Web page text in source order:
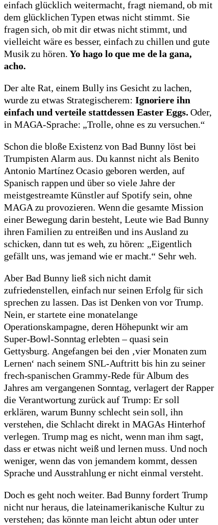
einfach glücklich weitermacht, fragt niemand, ob mit
dem glücklichen Typen etwas nicht stimmt. Sie
fragen sich, ob mit dir etwas nicht stimmt, und
vielleicht wäre es besser, einfach zu chillen und gute
Musik zu hören.Yo hago lo que me de la gana,
acho.
Der alte Rat, einem Bully ins Gesicht zu lachen,
wurde zu etwas Strategischerem: Ignoriere ihn
einfach und verteile stattdessen Easter Eggs. Oder,
in MAGA-Sprache: „Trolle, ohne es zu versuchen.“
Schon die bloße Existenz von Bad Bunny löst bei
Trumpisten Alarm aus. Du kannst nicht als Benito
Antonio Martínez Ocasio geboren werden, auf
Spanisch rappen und über so viele Jahre der
meistgestreamte Künstler auf Spotify sein, ohne
MAGA zu provozieren. Wenn die gesamte Mission
einer Bewegung darin besteht, Leute wie Bad Bunny
ihren Familien zu entreißen und ins Ausland zu
schicken, dann tut es weh, zu hören: „Eigentlich
gefällt uns, was jemand wie er macht.“ Sehr weh.
Aber Bad Bunny ließ sich nicht damit
zufriedenstellen, einfach nur seinen Erfolg für sich
sprechen zu lassen. Das ist Denken von vor Trump.
Nein, er startete eine monatelange
Operationskampagne, deren Höhepunkt wir am
Super-Bowl-Sonntag erlebten – quasi sein
Gettysburg. Angefangen bei den ‚vier Monaten zum
Lernen‘ nach seinem SNL-Auftritt bis hin zu seiner
frech-spanischen Grammy-Rede für Album des
Jahres am vergangenen Sonntag, verlagert der Rapper
die Verantwortung zurück auf Trump: Er soll
erklären, warum Bunny schlecht sein soll, ihn
verstehen, die Schlacht direkt in MAGAs Hinterhof
verlegen. Trump mag es nicht, wenn man ihm sagt,
dass er etwas nicht weiß und lernen muss. Und noch
weniger, wenn das von jemandem kommt, dessen
Sprache und Ausstrahlung er nicht einmal versteht.
Doch es geht noch weiter. Bad Bunny fordert Trump
nicht nur heraus, die lateinamerikanische Kultur zu
verstehen; das könnte man leicht abtun oder unter